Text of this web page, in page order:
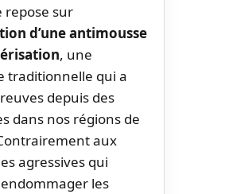
repose sur
d’une antimousse
, une
traditionnelle qui a
depuis des
dans nos régions de
aux
agressives qui
les